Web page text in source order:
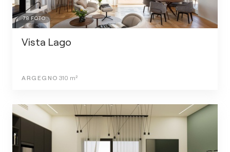
78FOTO
Vista Lago
ARGEGNO 310 m²